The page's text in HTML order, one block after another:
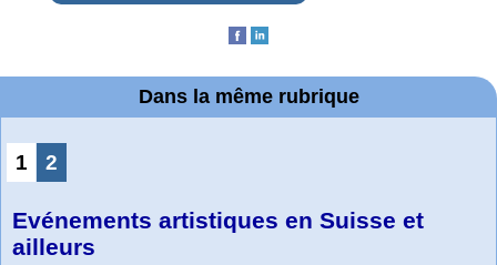
Dans la même rubrique
1 2
Evénements artistiques en Suisse et
ailleurs